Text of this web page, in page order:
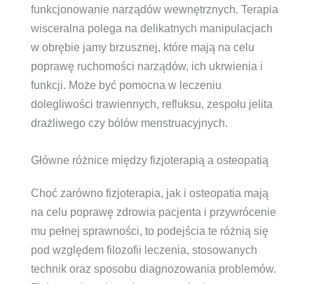
funkcjonowanie narządów wewnętrznych. Terapia
wisceralna polega na delikatnych manipulacjach
w obrębie jamy brzusznej, które mają na celu
poprawę ruchomości narządów, ich ukrwienia i
funkcji. Może być pomocna w leczeniu
dolegliwości trawiennych, refluksu, zespołu jelita
drażliwego czy bólów menstruacyjnych.
Główne różnice między fizjoterapią a osteopatią
Choć zarówno fizjoterapia, jak i osteopatia mają
na celu poprawę zdrowia pacjenta i przywrócenie
mu pełnej sprawności, to podejścia te różnią się
pod względem filozofii leczenia, stosowanych
technik oraz sposobu diagnozowania problemów.